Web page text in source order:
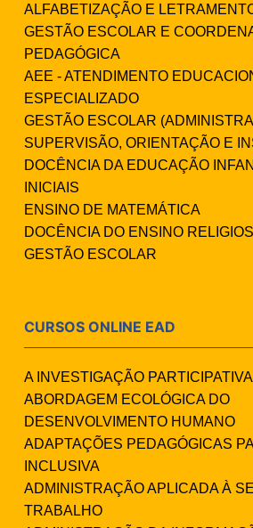
ALFABETIZAÇÃO E
GESTÃO ESCOLAR E
PEDAGÓGICA
AEE - ATENDIMENTO
ESPECIALIZADO
GESTÃO ESCOLAR
SUPERVISÃO, ORIENTAÇÃO E
DOCÊNCIA DA EDUCAÇÃO
INICIAIS
ENSINO DE MATEMÁTICA
DOCÊNCIA DO ENSINO
GESTÃO ESCOLAR
CURSOS ONLINE EAD
A INVESTIGAÇÃO
ABORDAGEM ECOLÓGICA DO
DESENVOLVIMENTO HUMANO
ADAPTAÇÕES PEDAGÓGICAS
INCLUSIVA
ADMINISTRAÇÃO APLICADA À
TRABALHO